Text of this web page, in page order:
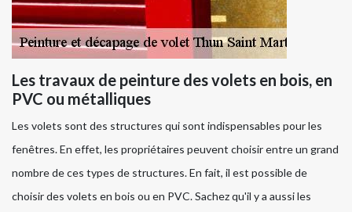
Les travaux de peinture des volets en bois, en
PVC ou métalliques
Les volets sont des structures qui sont indispensables pour les
fenêtres. En effet, les propriétaires peuvent choisir entre un grand
nombre de ces types de structures. En fait, il est possible de
choisir des volets en bois ou en PVC. Sachez qu'il y a aussi les